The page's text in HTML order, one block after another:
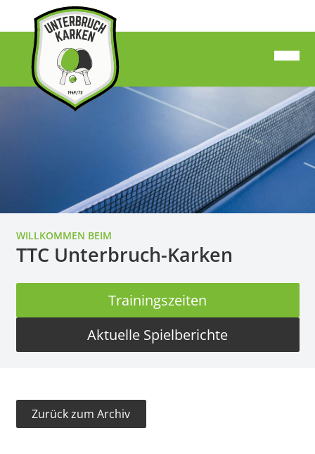
WILLKOMMEN BEIM
TTC Unterbruch-Karken
Trainingszeiten
Aktuelle Spielberichte
Zurück zum Archiv